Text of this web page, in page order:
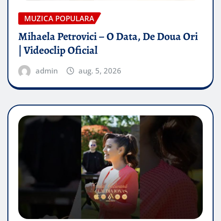
MUZICA POPULARA
Mihaela Petrovici – O Data, De Doua Ori
| Videoclip Oficial
admin aug. 5, 2026